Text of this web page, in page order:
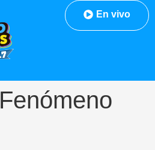
En vivo
Fenómeno